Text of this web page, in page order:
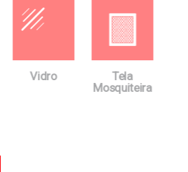
Vidro
Tela
Mosquiteira